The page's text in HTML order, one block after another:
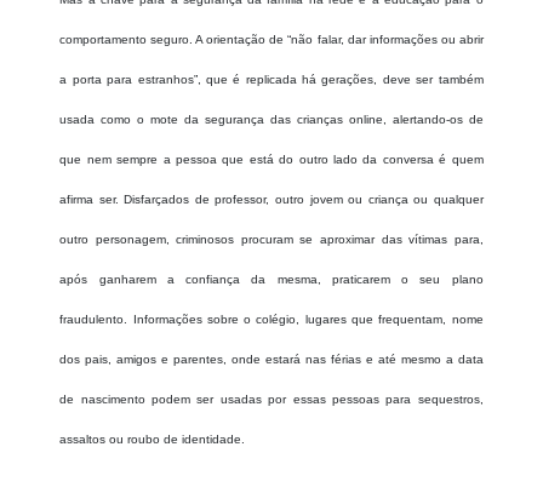
comportamento seguro. A orientação de “não falar, dar informações ou abrir
a porta para estranhos”, que é replicada há gerações, deve ser também
usada como o mote da segurança das crianças online, alertando-os de
que nem sempre a pessoa que está do outro lado da conversa é quem
afirma ser. Disfarçados de professor, outro jovem ou criança ou qualquer
outro personagem, criminosos procuram se aproximar das vítimas para,
após ganharem a confiança da mesma, praticarem o seu plano
fraudulento. Informações sobre o colégio, lugares que frequentam, nome
dos pais, amigos e parentes, onde estará nas férias e até mesmo a data
de nascimento podem ser usadas por essas pessoas para sequestros,
assaltos ou roubo de identidade.